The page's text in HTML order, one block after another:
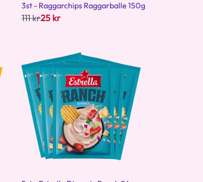
3st - Raggarchips Raggarballe 150g
111 kr25 kr